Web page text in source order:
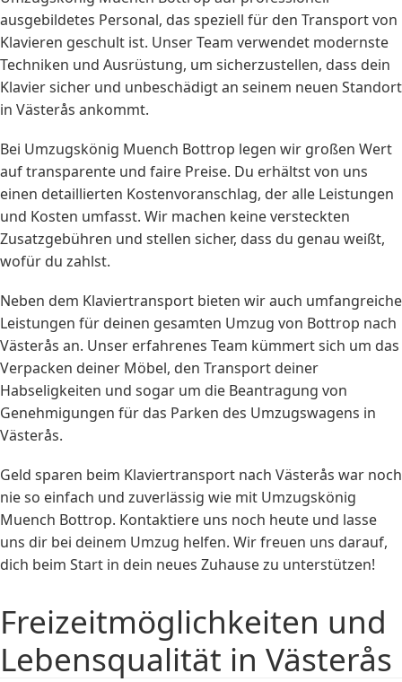
ausgebildetes Personal, das speziell für den Transport von
Klavieren geschult ist. Unser Team verwendet modernste
Techniken und Ausrüstung, um sicherzustellen, dass dein
Klavier sicher und unbeschädigt an seinem neuen Standort
in Västerås ankommt.
Bei Umzugskönig Muench Bottrop legen wir großen Wert
auf transparente und faire Preise. Du erhältst von uns
einen detaillierten Kostenvoranschlag, der alle Leistungen
und Kosten umfasst. Wir machen keine versteckten
Zusatzgebühren und stellen sicher, dass du genau weißt,
wofür du zahlst.
Neben dem Klaviertransport bieten wir auch umfangreiche
Leistungen für deinen gesamten Umzug von Bottrop nach
Västerås an. Unser erfahrenes Team kümmert sich um das
Verpacken deiner Möbel, den Transport deiner
Habseligkeiten und sogar um die Beantragung von
Genehmigungen für das Parken des Umzugswagens in
Västerås.
Geld sparen beim Klaviertransport nach Västerås war noch
nie so einfach und zuverlässig wie mit Umzugskönig
Muench Bottrop. Kontaktiere uns noch heute und lasse
uns dir bei deinem Umzug helfen. Wir freuen uns darauf,
dich beim Start in dein neues Zuhause zu unterstützen!
Freizeitmöglichkeiten und
Lebensqualität in Västerås